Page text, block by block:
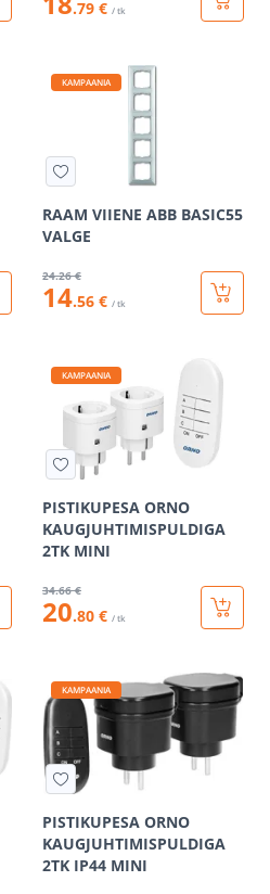
.79 € / tk
KAMPAANIA
RAAM VIIENE ABB BASIC55
VALGE
24.26 €
14.56 € / tk
KAMPAANIA
PISTIKUPESA ORNO
KAUGJUHTIMISPULDIGA
2TK MINI
34.66 €
20.80 € / tk
KAMPAANIA
PISTIKUPESA ORNO
KAUGJUHTIMISPULDIGA
2TK IP44 MINI